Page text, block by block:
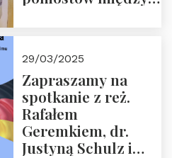
29/03/2025
Zapraszamy na
spotkanie z reż.
Rafałem
Geremkiem, dr.
Justyną Schulz i